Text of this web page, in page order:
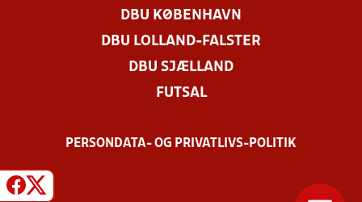
DBU KØBENHAVN
DBU LOLLAND-FALSTER
DBU SJÆLLAND
FUTSAL
PERSONDATA- OG PRIVATLIVS-POLITIK